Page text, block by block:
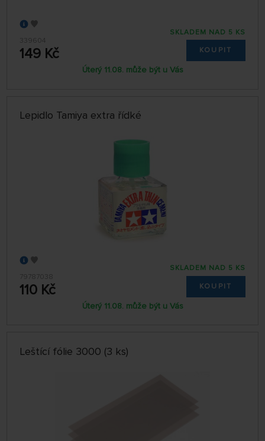
339604
149 Kč
SKLADEM NAD 5 KS
KOUPIT
Úterý 11.08. může být u Vás
Lepidlo Tamiya extra řídké
79787038
110 Kč
SKLADEM NAD 5 KS
KOUPIT
Úterý 11.08. může být u Vás
Leštící fólie 3000 (3 ks)